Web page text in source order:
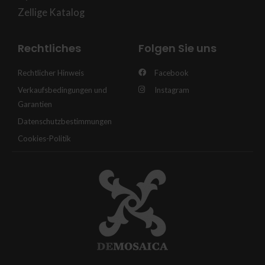
Zellige Katalog
Rechtliches
Rechtlicher Hinweis
Verkaufsbedingungen und
Garantien
Datenschutzbestimmungen
Cookies-Politik
Folgen Sie uns
Facebook
Instagram